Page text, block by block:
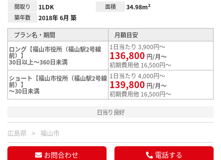
間取り 1LDK 面積 34.98m²
築年数 2018年 6月 築
プラン名・期間
月額目安
ロング【福山市役所（福山駅2号線
前）】
30日以上～360日未満
1日当たり 3,900円～
136,800 円/月～
初期費用他 16,500円～
ショート【福山市役所（福山駅2号線
前）】
～30日未満
1日当たり 4,000円～
139,800 円/月～
初期費用他 16,500円～
日当り良好
広島県 福山市
お問合わせ 電話する